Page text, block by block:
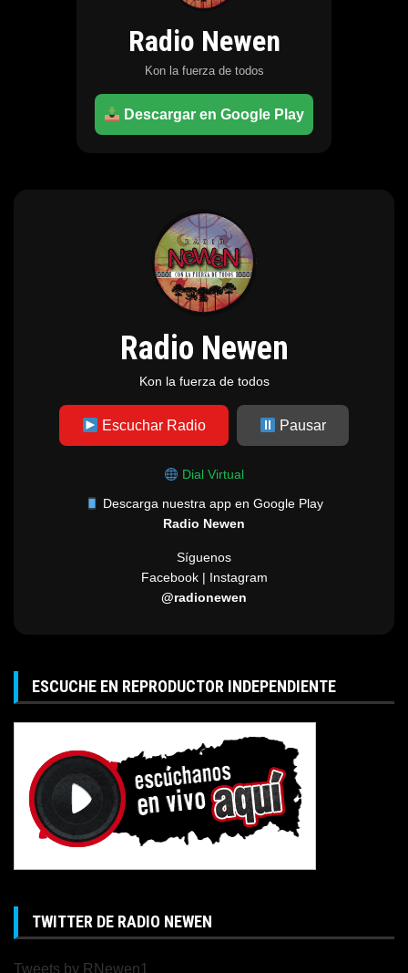
Radio Newen
Kon la fuerza de todos
Descargar en Google Play
Radio Newen
Kon la fuerza de todos
Escuchar Radio Pausar
Dial Virtual
Descarga nuestra app en Google Play
Radio Newen
Síguenos
Facebook | Instagram
@radionewen
ESCUCHE EN REPRODUCTOR INDEPENDIENTE
TWITTER DE RADIO NEWEN
Tweets by RNewen1